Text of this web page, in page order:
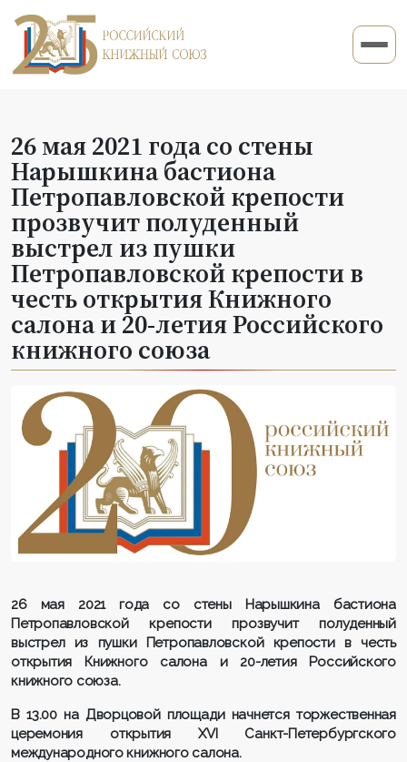
26 мая 2021 года со стены
Нарышкина бастиона
Петропавловской крепости
прозвучит полуденный
выстрел из пушки
Петропавловской крепости в
честь открытия Книжного
салона и 20-летия Российского
книжного союза
26 мая 2021 года со стены Нарышкина бастиона
Петропавловской крепости прозвучит полуденный
выстрел из пушки Петропавловской крепости в честь
открытия Книжного салона и 20-летия Российского
книжного союза.
В 13.00 на Дворцовой площади начнется торжественная
церемония открытия XVI Санкт-Петербургского
международного книжного салона.